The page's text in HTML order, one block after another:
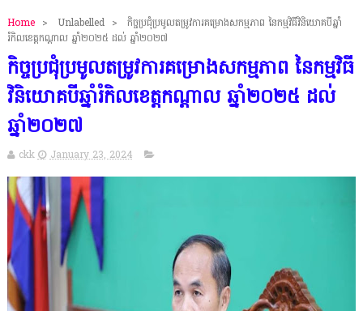
Home > Unlabelled >
កិច្ចប្រជុំប្រមូលតម្រូវការគម្រោងសកម្មភាព នៃកម្មវិធីវិនិយោគបីឆ្នាំ
រំកិលខេត្តកណ្តាល ឆ្នាំ២០២៥ ដល់ ឆ្នាំ២០២៧
កិច្ចប្រជុំប្រមូលតម្រូវការគម្រោងសកម្មភាព នៃកម្មវិធី
វិនិយោគបីឆ្នាំរំកិលខេត្តកណ្តាល ឆ្នាំ២០២៥ ដល់
ឆ្នាំ២០២៧
ckk January 23, 2024